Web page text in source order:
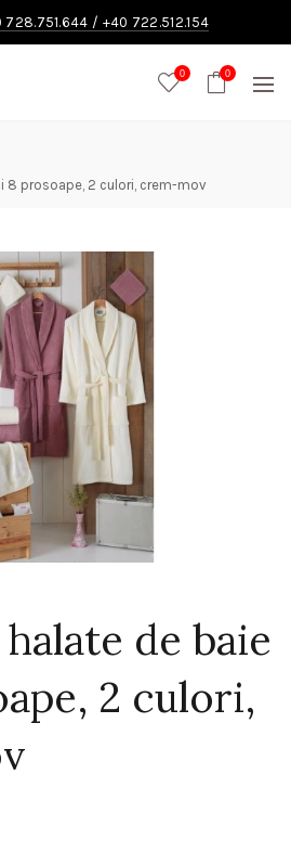
728.751.644 / +40 722.512.154
0 0
8 prosoape, 2 culori, crem-mov
de baie
2 culori,